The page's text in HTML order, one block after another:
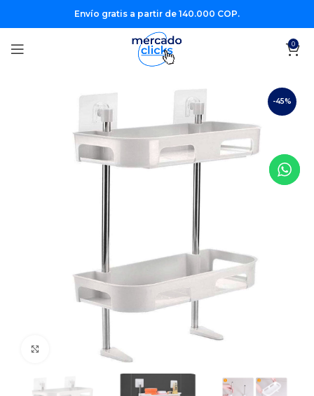
Envío gratis a partir de 140.000 COP.
0
-45%
Clic para agrandar